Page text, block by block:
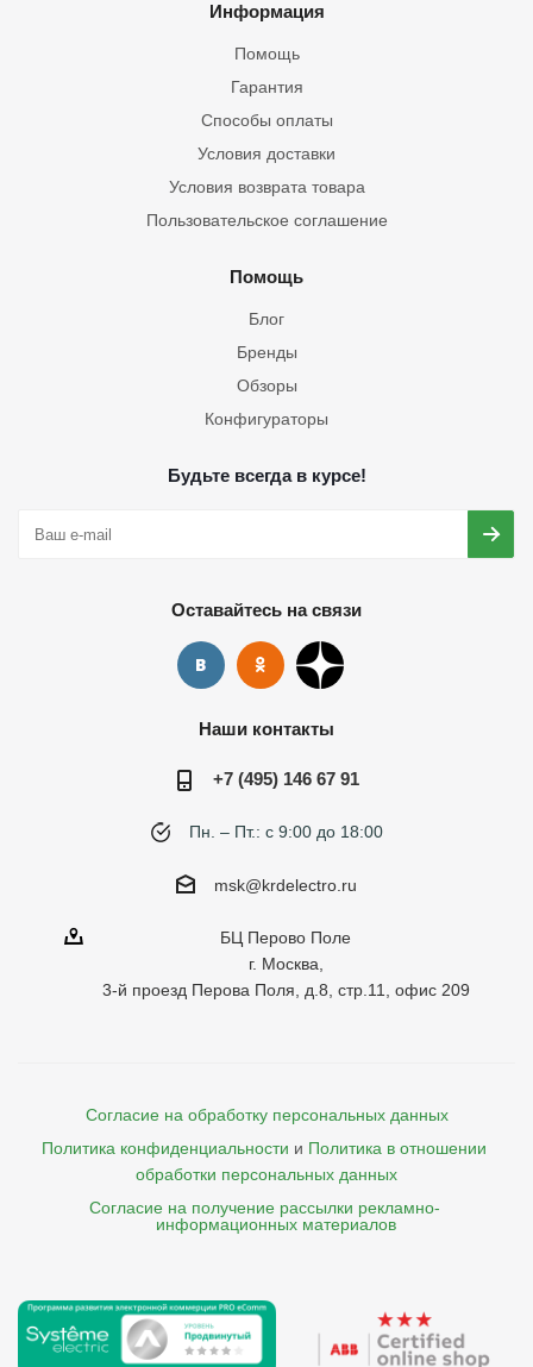
Информация
Помощь
Гарантия
Способы оплаты
Условия доставки
Условия возврата товара
Пользовательское соглашение
Помощь
Блог
Бренды
Обзоры
Конфигураторы
Будьте всегда в курсе!
Оставайтесь на связи
Наши контакты
+7 (495) 146 67 91
Пн. – Пт.: с 9:00 до 18:00
msk@krdelectro.ru
БЦ Перово Поле
г. Москва,
3-й проезд Перова Поля, д.8, стр.11, офис 209
Согласие на обработку персональных данных
Политика конфиденциальности и Политика в отношении
обработки персональных данных
Согласие на получение рассылки рекламно-
    информационных материалов